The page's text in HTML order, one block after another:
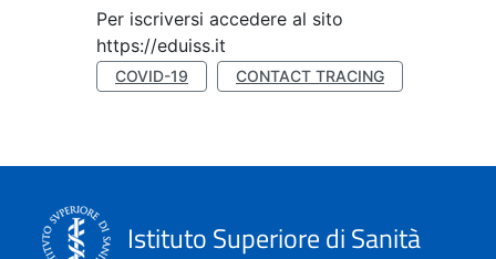
Per iscriversi accedere al sito
https://eduiss.it
COVID-19 CONTACT TRACING
Istituto Superiore di Sanità